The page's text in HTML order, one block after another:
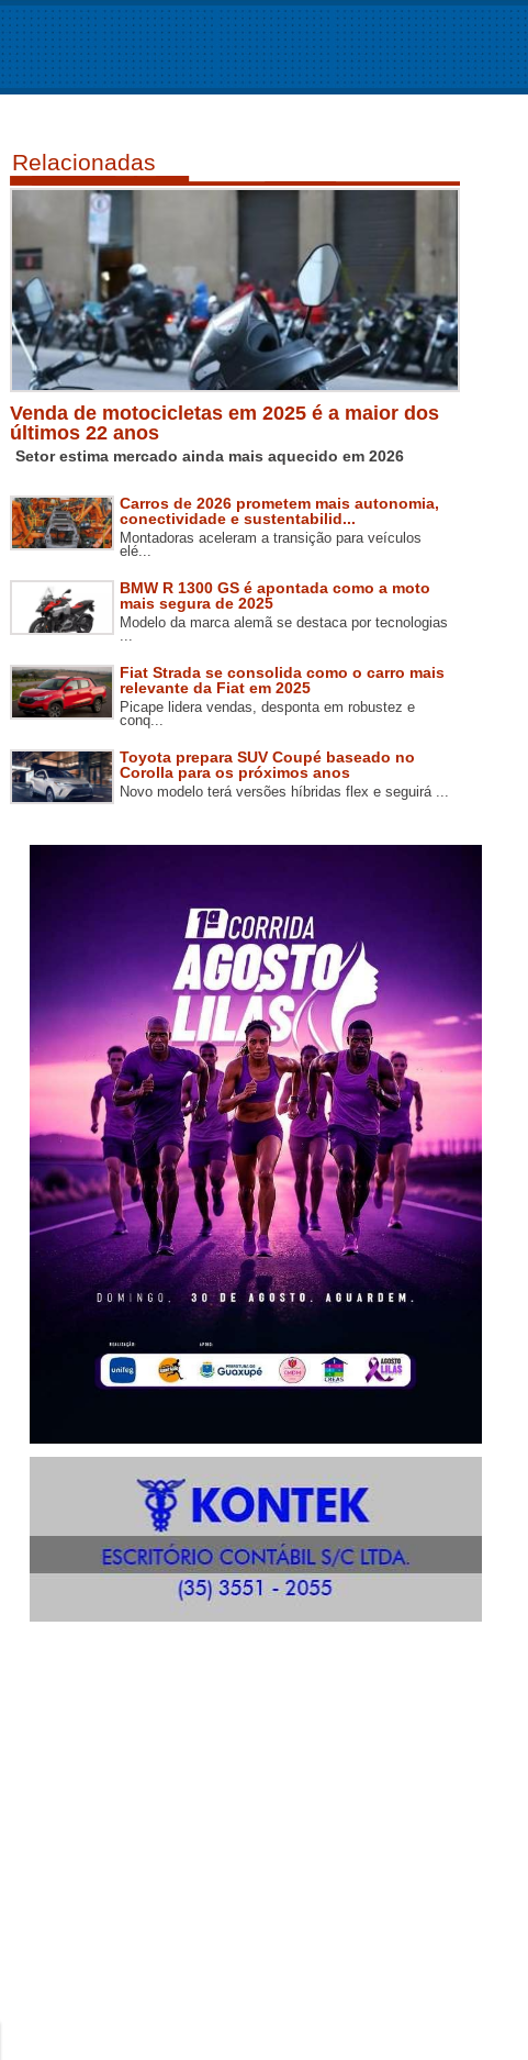
Relacionadas
Venda de motocicletas em 2025 é a maior dos
últimos 22 anos
Setor estima mercado ainda mais aquecido em 2026
Carros de 2026 prometem mais autonomia,
conectividade e sustentabilid...
Montadoras aceleram a transição para veículos
elé...
BMW R 1300 GS é apontada como a moto
mais segura de 2025
Modelo da marca alemã se destaca por tecnologias
...
Fiat Strada se consolida como o carro mais
relevante da Fiat em 2025
Picape lidera vendas, desponta em robustez e
conq...
Toyota prepara SUV Coupé baseado no
Corolla para os próximos anos
Novo modelo terá versões híbridas flex e seguirá ...